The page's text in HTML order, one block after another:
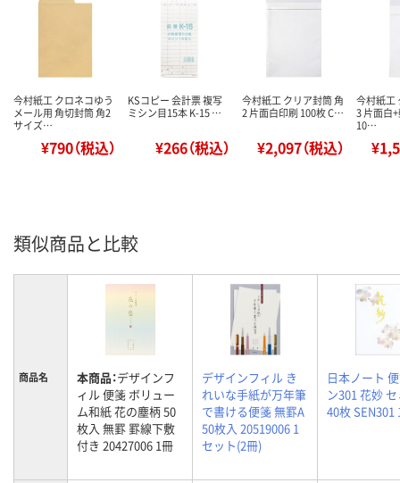
今村紙工 クロネコゆう
メール用 角切封筒 角2
サイズ…
¥790（税込）
KSコピー 会計票 複写
ミシン目15本 K-15 …
¥266（税込）
今村紙工 クリア封筒 角
2 片面白印刷 100枚 C…
¥2,097（税込）
今村紙工
3 片面白
10…
類似商品と比較
商品名 本商品：デザインフ
ィル 便箋 ボリュー
ム和紙 花の塵柄 50
枚入 無罫 罫線下敷
付き 20427006 1冊
デザインフィル き
れいな手紙が万年筆
で書ける便箋 無罫A
50枚入 20519006 1
セット(2冊)
日本ノート
ン301 花妙
40枚 SEN301